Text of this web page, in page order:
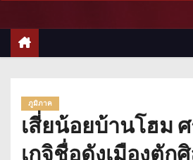
ภูมิภาค
เสี่ยน้อยบ้านโฮม
เกจิชื่อดังเมืองตัก